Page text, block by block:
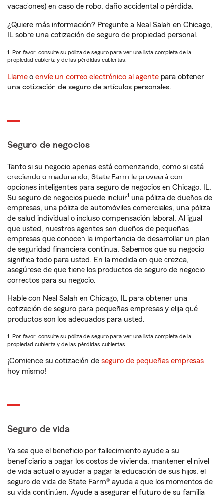
vacaciones) en caso de robo, daño accidental o pérdida.
¿Quiere más información? Pregunte a Neal Salah en Chicago,
IL sobre una cotización de seguro de propiedad personal.
1. Por favor, consulte su póliza de seguro para ver una lista completa de la
propiedad cubierta y de las pérdidas cubiertas.
Llame o envíe un correo electrónico al agente para obtener
una cotización de seguro de artículos personales.
Seguro de negocios
Tanto si su negocio apenas está comenzando, como si está
creciendo o madurando, State Farm le proveerá con
opciones inteligentes para seguro de negocios en Chicago, IL.
Su seguro de negocios puede incluir1 una póliza de dueños de
empresas, una póliza de automóviles comerciales, una póliza
de salud individual o incluso compensación laboral. Al igual
que usted, nuestros agentes son dueños de pequeñas
empresas que conocen la importancia de desarrollar un plan
de seguridad financiera continua. Sabemos que su negocio
significa todo para usted. En la medida en que crezca,
asegúrese de que tiene los productos de seguro de negocio
correctos para su negocio.
Hable con Neal Salah en Chicago, IL para obtener una
cotización de seguro para pequeñas empresas y elija qué
productos son los adecuados para usted.
1. Por favor, consulte su póliza de seguro para ver una lista completa de la
propiedad cubierta y de las pérdidas cubiertas.
¡Comience su cotización de seguro de pequeñas empresas
hoy mismo!
Seguro de vida
Ya sea que el beneficio por fallecimiento ayude a su
beneficiario a pagar los costos de vivienda, mantener el nivel
de vida actual o ayudar a pagar la educación de sus hijos, el
seguro de vida de State Farm® ayuda a que los momentos de
su vida continúen. Ayude a asegurar el futuro de su familia